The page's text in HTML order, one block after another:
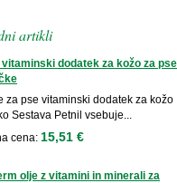
artikli
dodatek za kožo za pse
za pse vitaminski dodatek za kožo
Sestava Petnil vsebuje...
cena: 15,51 €
olje z vitamini in minerali za